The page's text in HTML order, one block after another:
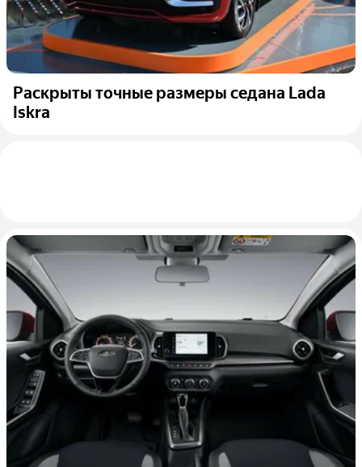
Раскрыты точные размеры седана Lada
Iskra